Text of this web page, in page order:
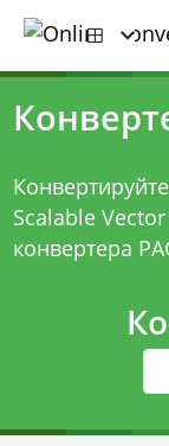
Scalable
конвертера